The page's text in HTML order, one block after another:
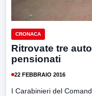
CRONACA
Ritrovate tre
pensionati
22 FEBBRAIO 2016
I Carabinieri del